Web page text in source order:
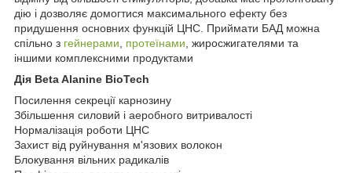
дію і дозволяє домогтися максимального ефекту без
придушення основних функцій ЦНС. Приймати БАД можна
спільно з гейнерами, протеїнами, жиросжигателями та
іншими комплексними продуктами
Дія Beta Alanine BioTech
Посилення секреції карнозину
Збільшення силовий і аеробного витривалості
Нормалізація роботи ЦНС
Захист від руйнування м'язових волокон
Блокування вільних радикалів